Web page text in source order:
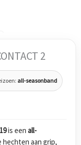
2
all-seasonband
is een all-
aan grip,